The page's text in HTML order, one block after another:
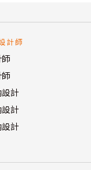
計師
師
計
計
計